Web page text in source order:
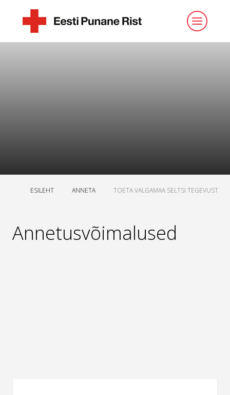
ESILEHT ANNETA TOETA VALGAMAA SELTSI TEGEVUST
Annetusvõimalused